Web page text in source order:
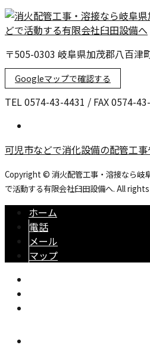
〒505-0303 岐阜県加茂郡八百津
Googleマップで確認する
TEL 0574-43-4431 / FAX 0574-
可児市などで消化設備の配管工
Copyright © 消火配管工事・溶接なら岐
で活動する有限会社臼田設備へ. All
ホーム
電話
メール
マップ